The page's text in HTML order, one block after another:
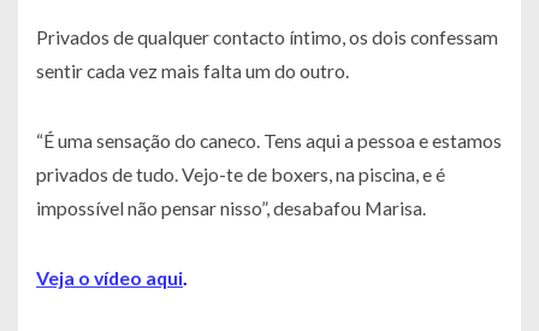
Privados de qualquer contacto íntimo, os dois confessam
sentir cada vez mais falta um do outro.
“É uma sensação do caneco. Tens aqui a pessoa e estamos
privados de tudo. Vejo-te de boxers, na piscina, e é
impossível não pensar nisso”, desabafou Marisa.
Veja o vídeo aqui.